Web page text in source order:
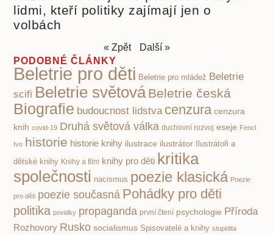
lidmi, kteří politiky zajímají jen o
volbách
« Zpět
Další »
PODOBNÉ ČLÁNKY
Beletrie pro děti Beletrie pro mládež Beletrie
scifi Beletrie světováBeletrie česká
Biografie budoucnost lidstva cenzura cenzura
knih covid-19 Druhá světová válka duchovní rozvoj eseje Fencl
Ivo historie historie knihy ilustrace ilustrátor
Ilustrátoři a
dětské knihy Knihy a film knihy pro děti kritika
společnosti nacismus poezie klasická Poezie
pro děti poezie současná Pohádky pro děti
politika povidky propaganda první čtení psychologie Příroda
Rozhovory Rusko socialismus Spisovatelé a knihy stupidita